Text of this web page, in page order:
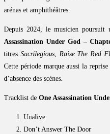
arénas et amphithéâtres.
Depuis 2024, le musicien poursuit
Assassination Under God –
titres Sacrilegious, Raise The Red
Cette période marque aussi la reprise
d’absence des scènes.
Tracklist de One Assassination
Unalive
Don’t Answer The Door